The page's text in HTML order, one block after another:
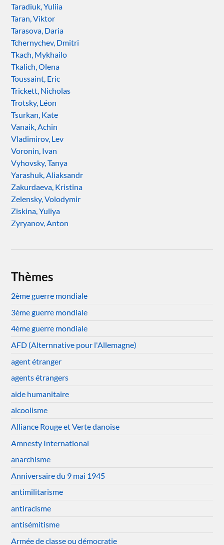
Taradiuk, Yuliia
Taran, Viktor
Tarasova, Daria
Tchernychev, Dmitri
Tkach, Mykhailo
Tkalich, Olena
Toussaint, Eric
Trickett, Nicholas
Trotsky, Léon
Tsurkan, Kate
Vanaik, Achin
Vladimirov, Lev
Voronin, Ivan
Vyhovsky, Tanya
Yarashuk, Aliaksandr
Zakurdaeva, Kristina
Zelensky, Volodymir
Ziskina, Yuliya
Zyryanov, Anton
Thèmes
2ème guerre mondiale
3ème guerre mondiale
4ème guerre mondiale
AFD (Alternnative pour l'Allemagne)
agent étranger
agents étrangers
aide humanitaire
alcoolisme
Alliance Rouge et Verte danoise
Amnesty International
anarchisme
Anniversaire du 9 mai 1945
antimilitarisme
antiracisme
antisémitisme
Armée de classe ou démocratie